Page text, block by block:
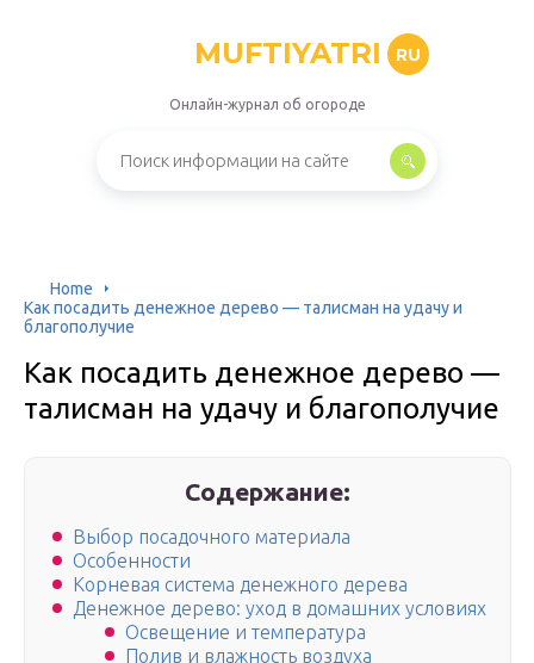
MUFTIYATRI RU
Онлайн-журнал об огороде
Home
Как посадить денежное дерево — талисман на удачу и
благополучие
Как посадить денежное дерево —
талисман на удачу и благополучие
Содержание:
Выбор посадочного материала
Особенности
Корневая система денежного дерева
Денежное дерево: уход в домашних условиях
Освещение и температура
Полив и влажность воздуха